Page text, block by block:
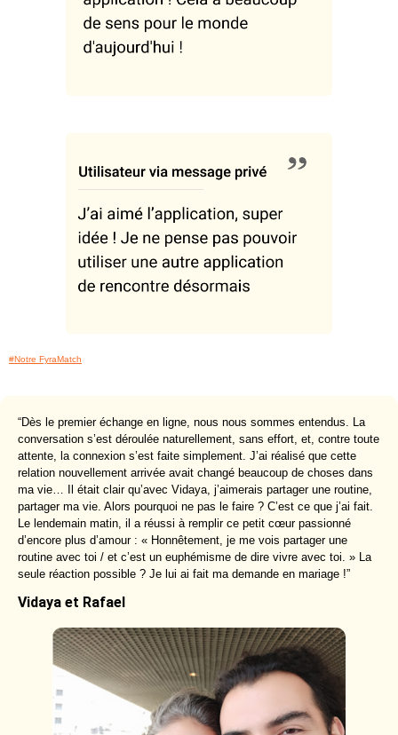
#Notre FyraMatch
“Dès le premier échange en ligne, nous nous sommes entendus. La
conversation s’est déroulée naturellement, sans effort, et, contre toute
attente, la connexion s’est faite simplement. J’ai réalisé que cette
relation nouvellement arrivée avait changé beaucoup de choses dans
ma vie… Il était clair qu’avec Vidaya, j’aimerais partager une routine,
partager ma vie. Alors pourquoi ne pas le faire ? C’est ce que j’ai fait.
Le lendemain matin, il a réussi à remplir ce petit cœur passionné
d’encore plus d’amour : « Honnêtement, je me vois partager une
routine avec toi / et c’est un euphémisme de dire vivre avec toi. » La
seule réaction possible ? Je lui ai fait ma demande en mariage !”
Vidaya et Rafael